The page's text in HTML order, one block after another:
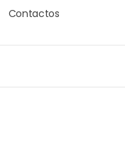
Contactos